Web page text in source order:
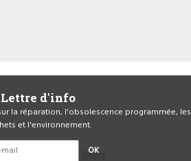
Lettre d'info
la réparation, l'obsolescence programmée, les
et l'environnement.
OK